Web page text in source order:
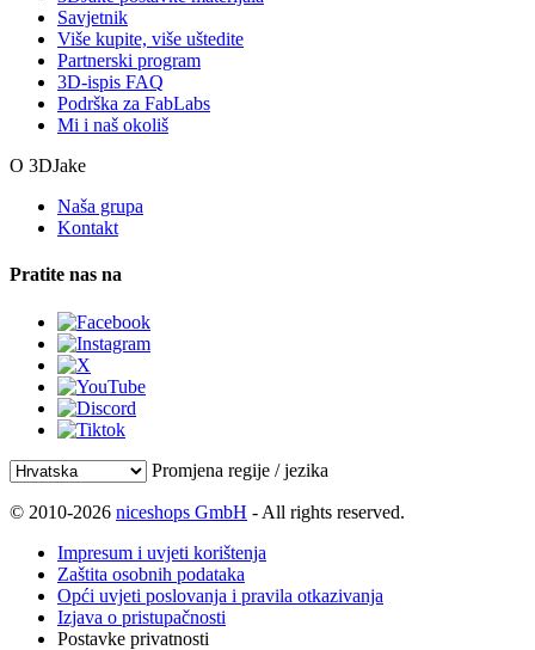
Savjetnik
Više kupite, više uštedite
Partnerski program
3D-ispis FAQ
Podrška za FabLabs
Mi i naš okoliš
O 3DJake
Naša grupa
Kontakt
Pratite nas na
Promjena regije / jezika
© 2010-2026 niceshops GmbH - All rights reserved.
Impresum i uvjeti korištenja
Zaštita osobnih podataka
Opći uvjeti poslovanja i pravila otkazivanja
Izjava o pristupačnosti
Postavke privatnosti